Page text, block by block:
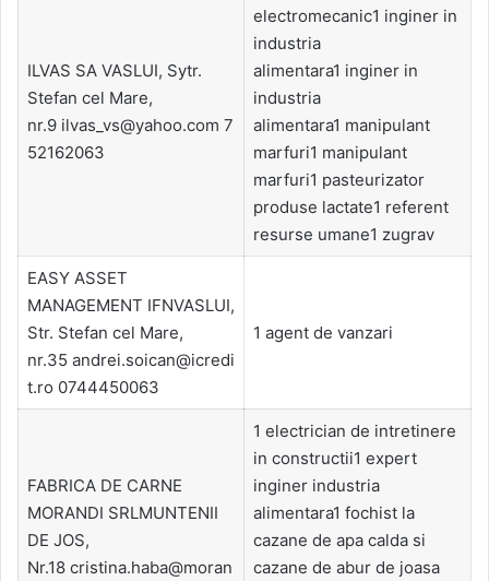
ILVAS SA VASLUI, Sytr.
Stefan cel Mare,
nr.9 ilvas_vs@yahoo.com 7
52162063
electromecanic1 inginer in
industria
alimentara1 inginer in
industria
alimentara1 manipulant
marfuri1 manipulant
marfuri1 pasteurizator
produse lactate1 referent
resurse umane1 zugrav
EASY ASSET
MANAGEMENT IFNVASLUI,
Str. Stefan cel Mare,
nr.35 andrei.soican@icredi
t.ro 0744450063
1 agent de vanzari
FABRICA DE CARNE
MORANDI SRLMUNTENII
DE JOS,
Nr.18 cristina.haba@moran
1 electrician de intretinere
in constructii1 expert
inginer industria
alimentara1 fochist la
cazane de apa calda si
cazane de abur de joasa